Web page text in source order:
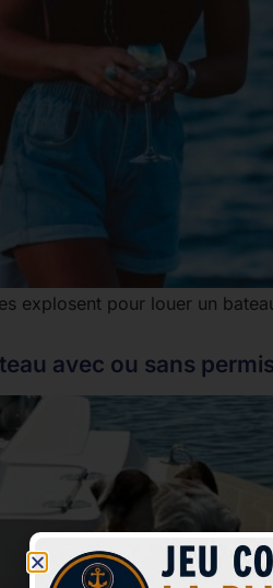
explosent pour louer un
avec ou sans